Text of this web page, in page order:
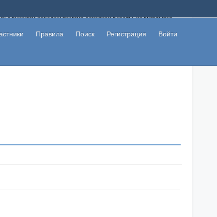
с высоким доходом помимо основной работы, не вкладывая
не попались на развод. Вы сможете начать зарабатывать
Правила Поиск Регистрация Войти